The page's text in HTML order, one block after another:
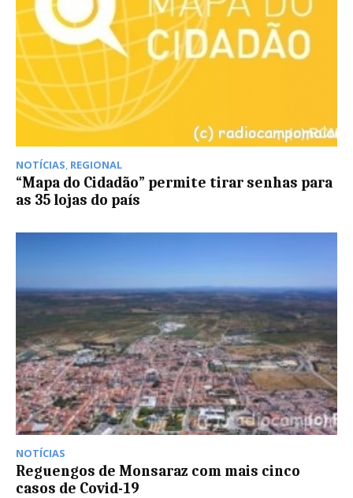
NOTÍCIAS, REGIONAL
“Mapa do Cidadão” permite tirar senhas para
as 35 lojas do país
NOTÍCIAS
Reguengos de Monsaraz com mais cinco
casos de Covid-19